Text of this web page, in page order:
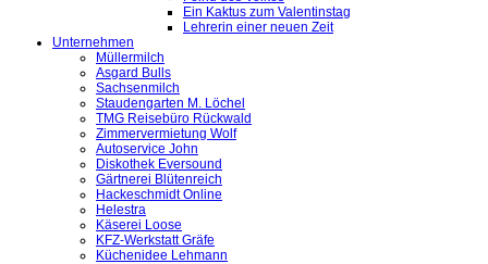
Ein Kaktus zum Valentinstag
Lehrerin einer neuen Zeit
Unternehmen
Müllermilch
Asgard Bulls
Sachsenmilch
Staudengarten M. Löchel
TMG Reisebüro Rückwald
Zimmervermietung Wolf
Autoservice John
Diskothek Eversound
Gärtnerei Blütenreich
Hackeschmidt Online
Helestra
Käserei Loose
KFZ-Werkstatt Gräfe
Küchenidee Lehmann